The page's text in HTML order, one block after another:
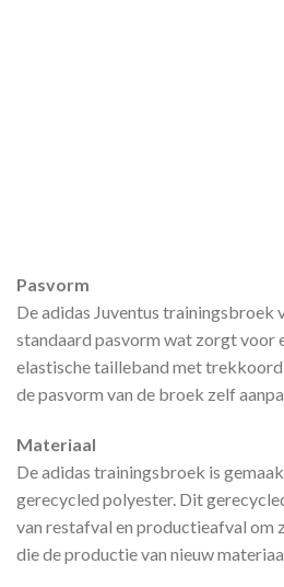
Pasvorm
De adidas Juventus trainingsbroek
standaard pasvorm wat zorgt voor
elastische tailleband met trekkoord
de pasvorm van de broek zelf
Materiaal
De adidas trainingsbroek is
gerecycled polyester. Dit
van restafval en productieafval om
die de productie van nieuw